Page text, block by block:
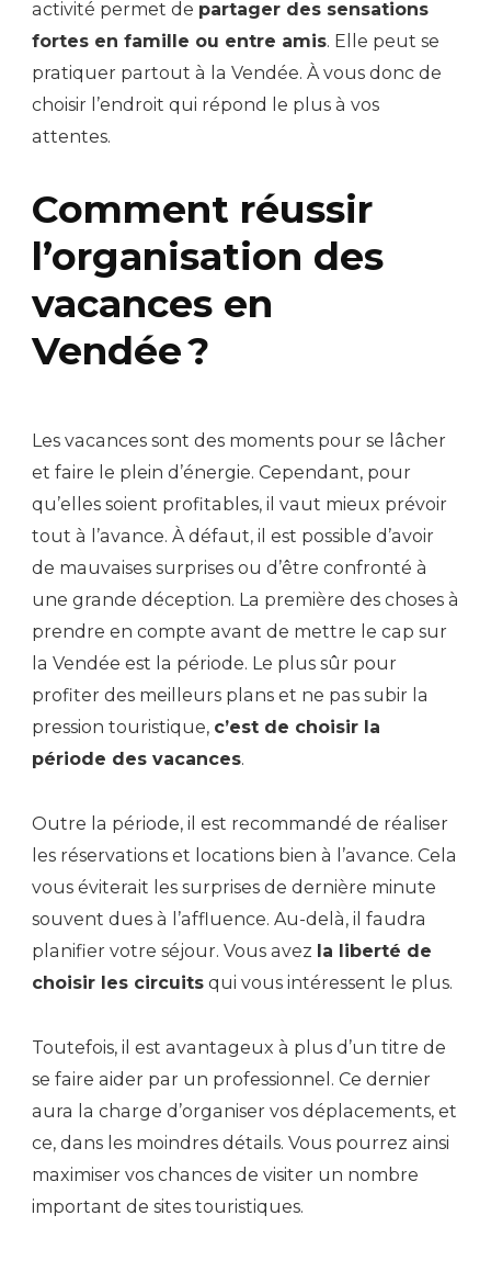
activité permet de partager des sensations
fortes en famille ou entre amis. Elle peut se
pratiquer partout à la Vendée. À vous donc de
choisir l’endroit qui répond le plus à vos
attentes.
Comment réussir
l’organisation des
vacances en
Vendée ?
Les vacances sont des moments pour se lâcher
et faire le plein d’énergie. Cependant, pour
qu’elles soient profitables, il vaut mieux prévoir
tout à l’avance. À défaut, il est possible d’avoir
de mauvaises surprises ou d’être confronté à
une grande déception. La première des choses à
prendre en compte avant de mettre le cap sur
la Vendée est la période. Le plus sûr pour
profiter des meilleurs plans et ne pas subir la
pression touristique, c’est de choisir la
période des vacances.
Outre la période, il est recommandé de réaliser
les réservations et locations bien à l’avance. Cela
vous éviterait les surprises de dernière minute
souvent dues à l’affluence. Au-delà, il faudra
planifier votre séjour. Vous avez la liberté de
choisir les circuits qui vous intéressent le plus.
Toutefois, il est avantageux à plus d’un titre de
se faire aider par un professionnel. Ce dernier
aura la charge d’organiser vos déplacements, et
ce, dans les moindres détails. Vous pourrez ainsi
maximiser vos chances de visiter un nombre
important de sites touristiques.